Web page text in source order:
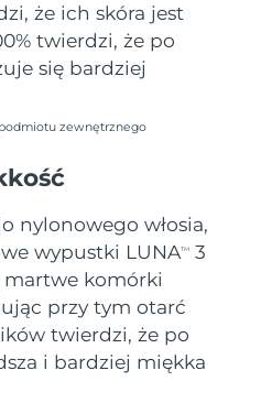
że ich skóra jest
twierdzi, że po
się bardziej
zewnętrznego
nylonowego włosia,
wypustki LUNATM
3
martwe komórki
przy tym otarć
twierdzi, że po
i bardziej miękka
Oczekiwany czas dostawy
10/8/26
Oczekiwany czas dostawy
Oczekiwany czas dostawy
9/8/26
Oczekiwany czas dostawy
Oczekiwany czas dostawy